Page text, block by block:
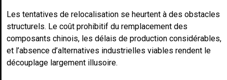
Les tentatives de relocalisation se heurtent à des obstacles
structurels. Le coût prohibitif du remplacement des
composants chinois, les délais de production considérables,
et l’absence d’alternatives industrielles viables rendent le
découplage largement illusoire.